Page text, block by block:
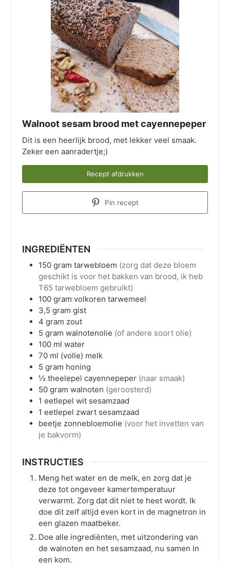
Walnoot sesam brood met cayennepeper
Dit is een heerlijk brood, met lekker veel smaak.
Zeker een aanradertje;)
Recept afdrukken
Pin recept
INGREDIËNTEN
150 gram tarwebloem (zorg dat deze bloem
geschikt is voor het bakken van brood, ik heb
T65 tarwebloem gebruikt)
100 gram volkoren tarwemeel
3,5 gram gist
4 gram zout
5 gram walnotenolie (of andere soort olie)
100 ml water
70 ml (volle) melk
5 gram honing
½ theelepel cayennepeper (naar smaak)
50 gram walnoten (geroosterd)
1 eetlepel wit sesamzaad
1 eetlepel zwart sesamzaad
beetje zonnebloemolie (voor het invetten van
je bakvorm)
INSTRUCTIES
Meng het water en de melk, en zorg dat je
deze tot ongeveer kamertemperatuur
verwarmt. Zorg dat dit niet te heet wordt. Ik
doe dit zelf altijd even kort in de magnetron in
een glazen maatbeker.
Doe alle ingrediënten, met uitzondering van
de walnoten en het sesamzaad, nu samen in
een kom.